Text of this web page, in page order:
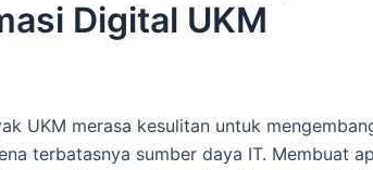
Digital UKM
UKM merasa kesulitan untuk
terbatasnya sumber daya IT. Membuat